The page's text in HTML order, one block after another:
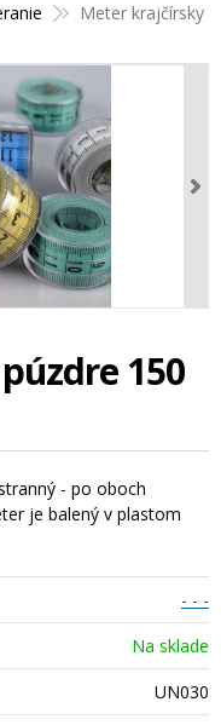
Meter krajčírsky
150
- po oboch
je balený v plastom
- - -
Na sklade
UN030